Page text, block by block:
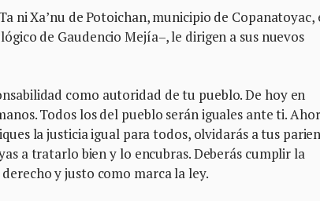
ni Xa’nu de Potoichan, municipio de Copanatoyac,
de Gaudencio Mejía–, le dirigen a sus nuevos
como autoridad de tu pueblo. De hoy en
Todos los del pueblo serán iguales ante ti.
la justicia igual para todos, olvidarás a tus
a tratarlo bien y lo encubras. Deberás cumplir la
y justo como marca la ley.